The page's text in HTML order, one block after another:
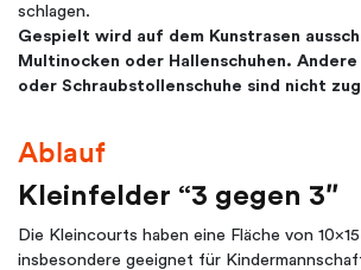
schlagen.
Gespielt wird auf dem Kunstrasen
Multinocken oder Hallenschuhen. Andere
oder Schraubstollenschuhe sind nicht
Ablauf
Kleinfelder “3 gegen 3″
Die Kleincourts haben eine Fläche von
insbesondere geeignet für